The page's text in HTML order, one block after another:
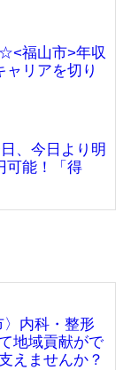
福山市>年収
ャリアを切り
、今日より明
可能！「得
〉内科・整形
地域貢献がで
えませんか？